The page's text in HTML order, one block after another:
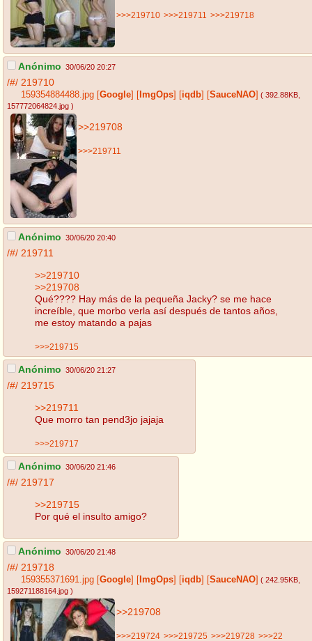
>>>219710 >>>219711 >>>219718
Anónimo 30/06/20 20:27
/#/ 219710
159354884488.jpg Google ImgOps iqdb SauceNAO ( 392.88KB
157772064824.jpg )
>>219708
>>>219711
Anónimo 30/06/20 20:40
/#/ 219711
>>219710
>>219708
Qué???? Hay más de la pequeña Jacky? se me hace
increíble, que morbo verla así después de tantos años,
me estoy matando a pajas
>>>219715
Anónimo 30/06/20 21:27
/#/ 219715
>>219711
Que morro tan pend3jo jajaja
>>>219717
Anónimo 30/06/20 21:46
/#/ 219717
>>219715
Por qué el insulto amigo?
Anónimo 30/06/20 21:48
/#/ 219718
159355371691.jpg Google ImgOps iqdb SauceNAO ( 242.95KB
159271188164.jpg )
>>219708
>>>219724 >>>219725 >>>219728 >>>22